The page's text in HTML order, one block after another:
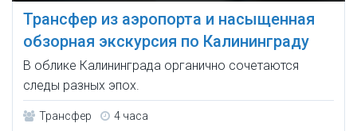
Трансфер из аэропорта и насыщенная
обзорная экскурсия по Калининграду
В облике Калининграда органично сочетаются
следы разных эпох.
Трансфер 4 часа